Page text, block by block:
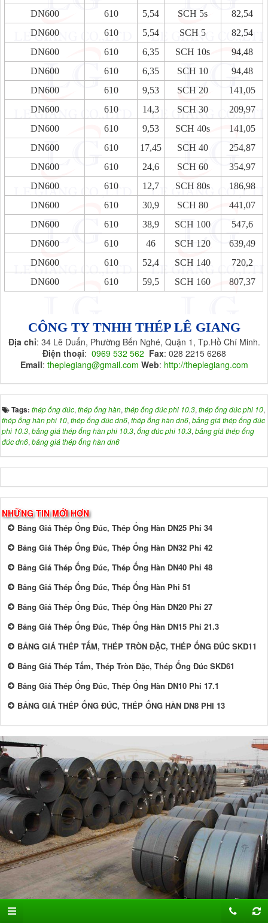
DN600 610 5,54 SCH 5s
82,54
DN600
610 5,54 SCH 5
82,54
DN600
610 6,35 SCH 10s
94,48
DN600
610 6,35 SCH 10
94,48
DN600
610 9,53 SCH 20
141,05
DN600
610 14,3 SCH 30
209,97
DN600
610 9,53 SCH 40s
141,05
DN600
610 17,45 SCH 40
254,87
DN600
610 24,6 SCH 60
354,97
DN600
610 12,7 SCH 80s
186,98
DN600
610 30,9 SCH 80
441,07
DN600
610 38,9 SCH 100
547,6
DN600
610 46 SCH 120
639,49
DN600
610 52,4 SCH 140
720,2
DN600
610 59,5 SCH 160 807,37
CÔNG TY TNHH THÉP LÊ GIANG
Địa chỉ: 34 Lê Duẩn, Phường Bến Nghé, Quận 1, Tp.Hồ Chí Minh.
Điện thoại: 0969 532 562 Fax: 028 2215 6268
Email: theplegiang@gmail.com Web: http://theplegiang.com
Tags: thép ống đúc, thép ống hàn, thép ống đúc phi 10.3, thép ống đúc phi 10,
thép ống hàn phi 10, thép ống đúc dn6, thép ống hàn dn6, bảng giá thép ống đúc
phi 10.3, bảng giá thép ống hàn phi 10.3, ống đúc phi 10.3, bảng giá thép ống
đúc dn6, bảng giá thép ống hàn dn6
NHỮNG TIN MỚI HƠN
Bảng Giá Thép Ống Đúc, Thép Ống Hàn DN25 Phi 34
Bảng Giá Thép Ống Đúc, Thép Ống Hàn DN32 Phi 42
Bảng Giá Thép Ống Đúc, Thép Ống Hàn DN40 Phi 48
Bảng Giá Thép Ống Đúc, Thép Ống Hàn Phi 51
Bảng Giá Thép Ống Đúc, Thép Ống Hàn DN20 Phi 27
Bảng Giá Thép Ống Đúc, Thép Ống Hàn DN15 Phi 21.3
BẢNG GIÁ THÉP TẤM, THÉP TRÒN ĐẶC, THÉP ỐNG ĐÚC SKD11
Bảng Giá Thép Tấm, Thép Tròn Đặc, Thép Ống Đúc SKD61
Bảng Giá Thép Ống Đúc, Thép Ống Hàn DN10 Phi 17.1
BẢNG GIÁ THÉP ỐNG ĐÚC, THÉP ỐNG HÀN DN8 PHI 13